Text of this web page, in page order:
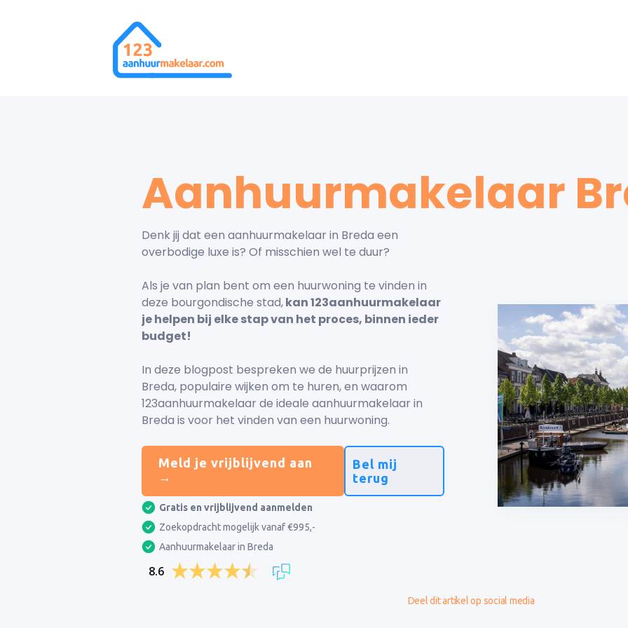
Aanhuurmakelaar
Denk jij dat een aanhuurmakelaar in Breda een
overbodige luxe is? Of misschien wel te duur?
Als je van plan bent om een huurwoning te vinden in
deze bourgondische stad,kan 123aanhuurmakelaar
je helpen bij elke stap van het proces, binnen ieder
budget!
In deze blogpost bespreken we de huurprijzen in
Breda, populaire wijken om te huren, en waarom
123aanhuurmakelaar de ideale aanhuurmakelaar in
Breda is voor het vinden van een huurwoning.
Meld je vrijblijvend aan
→
Bel mij
terug
Gratis en vrijblijvend aanmelden
Zoekopdracht mogelijk vanaf €995,-
Aanhuurmakelaar in Breda
8.6
Deel dit artikel op social media